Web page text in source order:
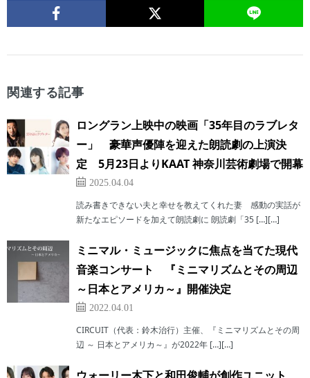
関連する記事
ロングラン上映中の映画「35年目のラブレタ
ー」 豪華声優陣を迎えた朗読劇の上演決
定 5月23日よりKAAT 神奈川芸術劇場で開幕
2025.04.04
読み書きできない夫と幸せを教えてくれた妻 感動の実話が
新たなエピソードを加えて朗読劇に 朗読劇「35 […][…]
ミニマル・ミュージックに焦点を当てた現代
音楽コンサート 『ミニマリズムとその周辺
～日本とアメリカ～』開催決定
2022.04.01
​CIRCUIT（代表：鈴木治行）主催、『ミニマリズムとその周
辺 ～ 日本とアメリカ～』が2022年 […][…]
ウォーリー木下と和田俊輔が創作ユニット